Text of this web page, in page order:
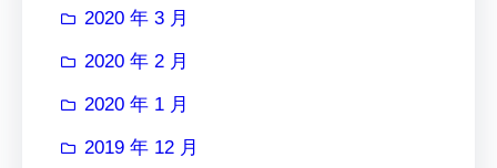
2020 年 3 月
2020 年 2 月
2020 年 1 月
2019 年 12 月